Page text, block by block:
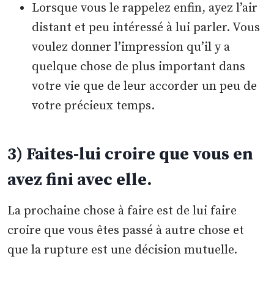
Lorsque vous le rappelez enfin, ayez l’air
distant et peu intéressé à lui parler. Vous
voulez donner l’impression qu’il y a
quelque chose de plus important dans
votre vie que de leur accorder un peu de
votre précieux temps.
3) Faites-lui croire que vous en
avez fini avec elle.
La prochaine chose à faire est de lui faire
croire que vous êtes passé à autre chose et
que la rupture est une décision mutuelle.